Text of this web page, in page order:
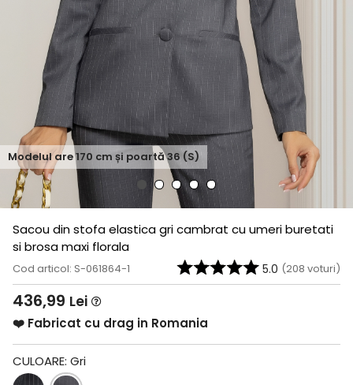
Modelul are170 cm și poartă36 (S)
Sacou din stofa elastica gri cambrat cu umeri buretati
si brosa maxi florala
Cod articol: S-061864-1 5.0 (208 voturi)
436,99 Lei
❤️ Fabricat cu drag in Romania
CULOARE: Gri